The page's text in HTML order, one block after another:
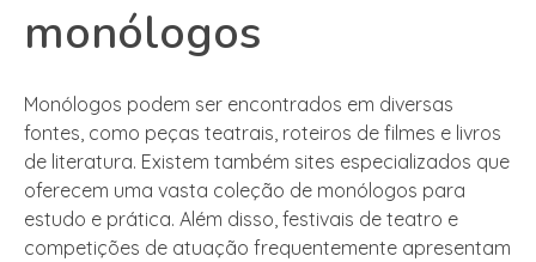
monólogos
Monólogos podem ser encontrados em diversas
fontes, como peças teatrais, roteiros de filmes e livros
de literatura. Existem também sites especializados que
oferecem uma vasta coleção de monólogos para
estudo e prática. Além disso, festivais de teatro e
competições de atuação frequentemente apresentam